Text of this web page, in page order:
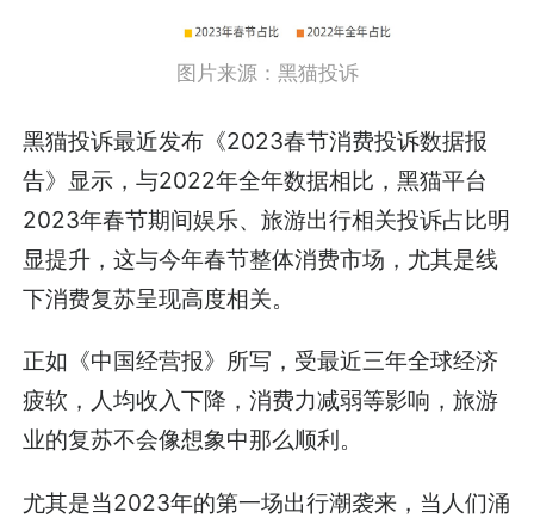
图片来源：黑猫投诉
黑猫投诉最近发布《2023春节消费投诉数据报
告》显示，与2022年全年数据相比，黑猫平台
2023年春节期间娱乐、旅游出行相关投诉占比明
显提升，这与今年春节整体消费市场，尤其是线
下消费复苏呈现高度相关。
正如《中国经营报》所写，受最近三年全球经济
疲软，人均收入下降，消费力减弱等影响，旅游
业的复苏不会像想象中那么顺利。
尤其是当2023年的第一场出行潮袭来，当人们涌